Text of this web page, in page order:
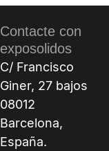
Contacte con
exposolidos
C/ Francisco
Giner, 27 bajos
08012
Barcelona,
España.